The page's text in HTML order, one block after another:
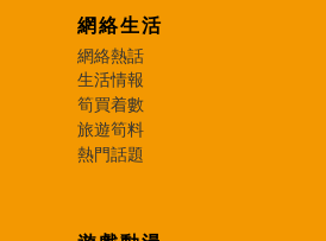
網絡生活
網絡熱話
生活情報
筍買着數
旅遊筍料
熱門話題